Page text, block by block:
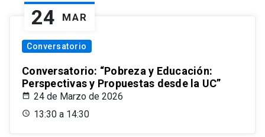
24 MAR
Conversatorio
Conversatorio: “Pobreza y Educación:
Perspectivas y Propuestas desde la UC”
24 de Marzo de 2026
13:30 a 14:30